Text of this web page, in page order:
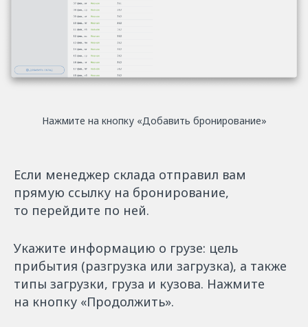
Нажмите на кнопку «Добавить бронирование»
Если менеджер склада отправил вам
прямую ссылку на бронирование,
то перейдите по ней.
Укажите информацию о грузе: цель
прибытия (разгрузка или загрузка), а также
типы загрузки, груза и кузова. Нажмите
на кнопку «Продолжить».